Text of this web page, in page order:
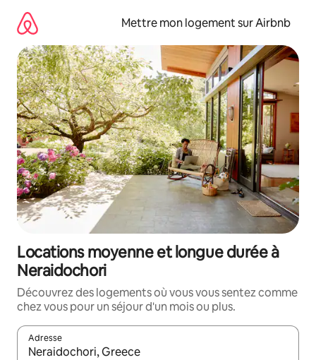
directement
contenu
Mettre mon logement sur Airbnb
Locations moyenne et longue durée à
Neraidochori
Découvrez des logements où vous vous sentez comme
chez vous pour un séjour d'un mois ou plus.
Adresse
Lorsque les résultats s'affichent, utilisez les flèches vers le